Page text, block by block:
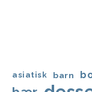
asiatisk barn